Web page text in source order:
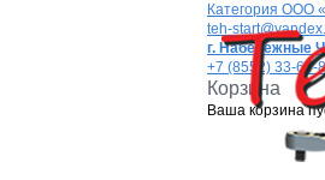
Категория ООО
teh-
г. Набережные
+7 (8552) 33-64-
Корзина
Ваша корзина